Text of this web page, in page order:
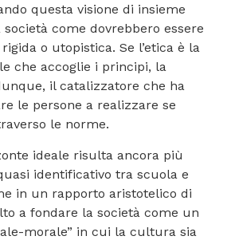
questa visione di insieme
come dovrebbero essere
o utopistica. Se l’etica è la
che accoglie i principi, la
il catalizzatore che ha
le persone a realizzare se
le norme.
ideale risulta ancora più
identificativo tra scuola e
in un rapporto aristotelico di
a fondare la società come un
morale” in cui la cultura sia